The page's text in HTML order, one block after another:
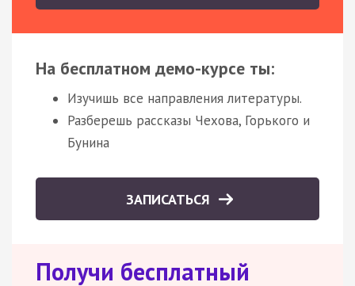
На бесплатном демо-курсе ты:
Изучишь все направления литературы.
Разберешь рассказы Чехова, Горького и
Бунина
ЗАПИСАТЬСЯ
Получи бесплатный